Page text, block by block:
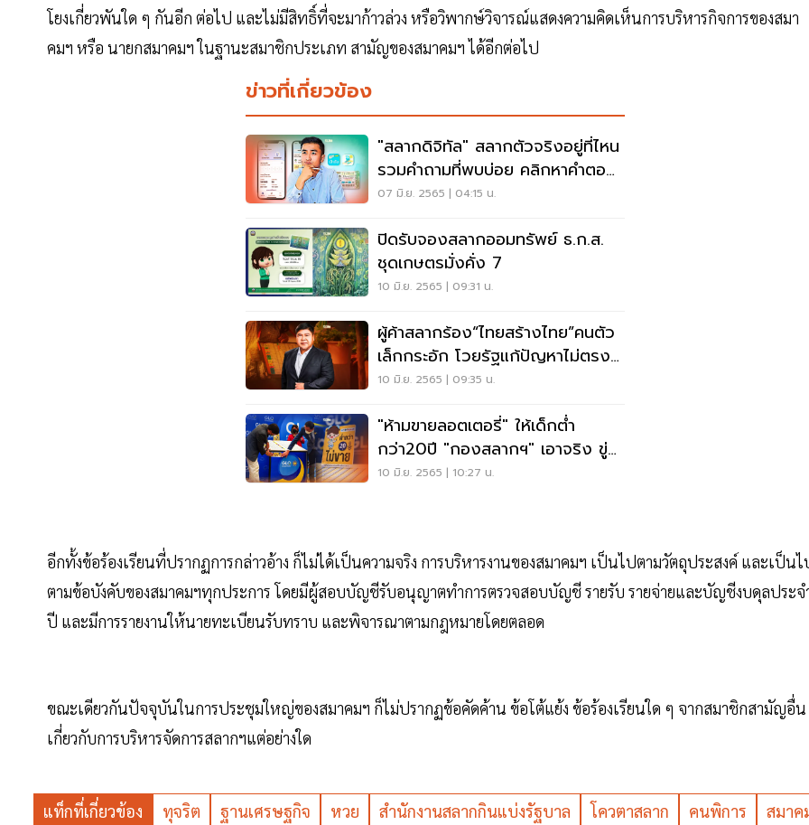
โยงเกี่ยวพันใด ๆ กันอีก ต่อไป และไม่มีสิทธิ์ที่จะมาก้าวล่วง หรือวิพากษ์วิจารณ์แสดงความคิดเห็นการบริหารกิจการของสมา
คมฯ หรือ นายกสมาคมฯ ในฐานะสมาชิกประเภท สามัญของสมาคมฯ ได้อีกต่อไป
ข่าวที่เกี่ยวข้อง
"สลากดิจิทัล" สลากตัวจริงอยู่ที่ไหน
รวมคำถามที่พบบ่อย คลิกหาคำตอบ
ที่นี่
07 มิ.ย. 2565 | 04:15 น.
ปิดรับจองสลากออมทรัพย์ ธ.ก.ส.
ชุดเกษตรมั่งคั่ง 7
10 มิ.ย. 2565 | 09:31 น.
ผู้ค้าสลากร้อง“ไทยสร้างไทย”คนตัว
เล็กกระอัก โวยรัฐแก้ปัญหาไม่ตรง
จุด
10 มิ.ย. 2565 | 09:35 น.
"ห้ามขายลอตเตอรี่" ให้เด็กต่ำ
กว่า20ปี "กองสลากฯ" เอาจริง ขู่
ปรับ1หมื่น
10 มิ.ย. 2565 | 10:27 น.
อีกทั้งข้อร้องเรียนที่ปรากฏการกล่าวอ้าง ก็ไม่ได้เป็นความจริง การบริหารงานของสมาคมฯ เป็นไปตามวัตถุประสงค์ และเป็น
ตามข้อบังคับของสมาคมฯทุกประการ โดยมีผู้สอบบัญชีรับอนุญาตทำการตรวจสอบบัญชี รายรับ รายจ่ายและบัญชีงบดุลประจ
ปี และมีการรายงานให้นายทะเบียนรับทราบ และพิจารณาตามกฎหมายโดยตลอด
ขณะเดียวกันปัจจุบันในการประชุมใหญ่ของสมาคมฯ ก็ไม่ปรากฏข้อคัดค้าน ข้อโต้แย้ง ข้อร้องเรียนใด ๆ จากสมาชิกสามัญอื่น
เกี่ยวกับการบริหารจัดการสลากฯแต่อย่างใด
แท็กที่เกี่ยวข้อง ทุจริต ฐานเศรษฐกิจ หวย สำนักงานสลากกินแบ่งรัฐบาล โควตาสลาก คนพิการ สมาค